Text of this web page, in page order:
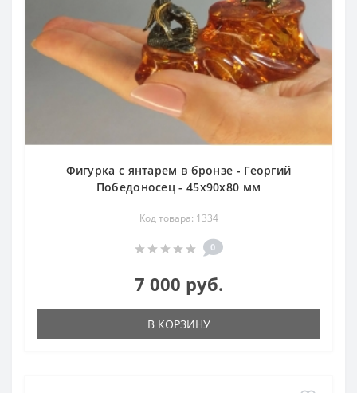
Фигурка с янтарем в бронзе - Георгий
Победоносец - 45х90х80 мм
Код товара: 1334
0
7 000 руб.
В КОРЗИНУ